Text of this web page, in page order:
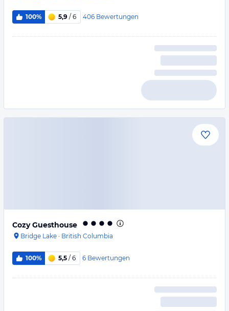
100% 5,9 / 6 406 Bewertungen
Cozy Guesthouse
Bridge Lake · British Columbia
100% 5,5 / 6 6 Bewertungen